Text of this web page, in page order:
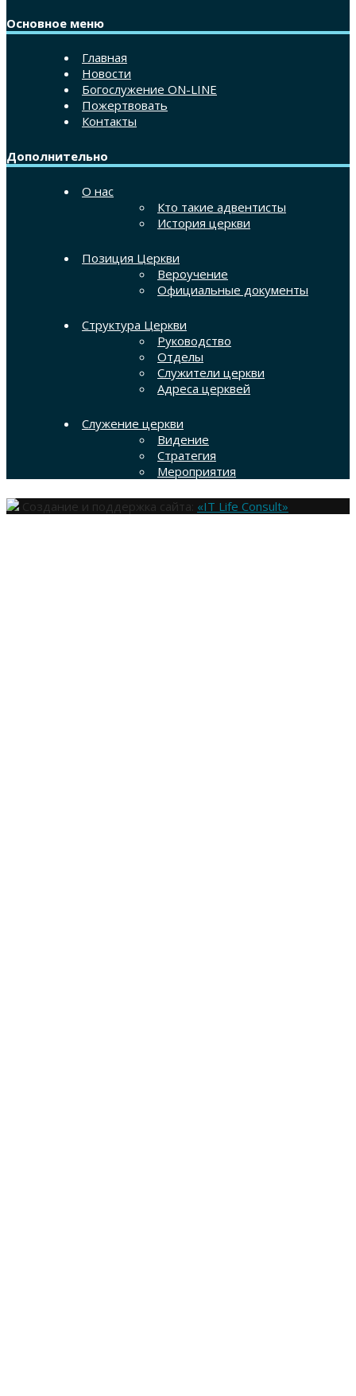
Основное меню
Главная
Новости
Богослужение ON-LINE
Пожертвовать
Контакты
Дополнительно
О нас
Кто такие адвентисты
История церкви
Позиция Церкви
Вероучение
Официальные документы
Структура Церкви
Руководство
Отделы
Служители церкви
Адреса церквей
Служение церкви
Видение
Стратегия
Мероприятия
Создание и поддержка сайта: «IT Life Consult»